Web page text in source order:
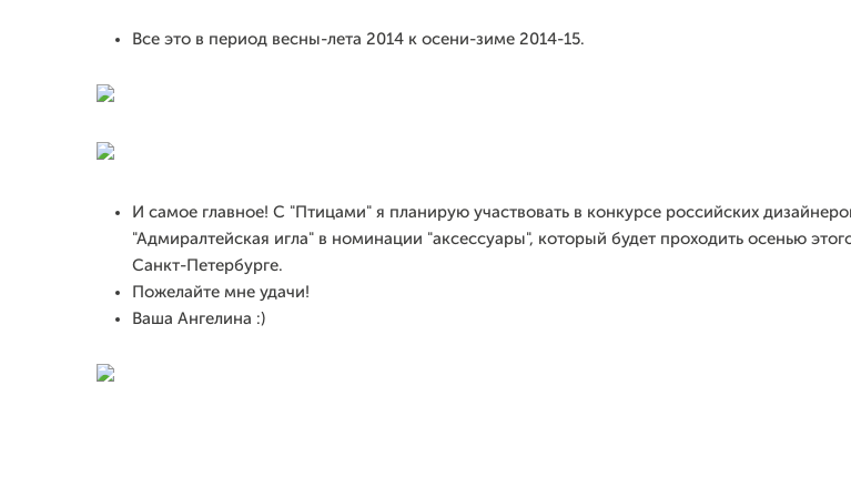
Все это в период весны-лета 2014 к осени-зиме 2014-15.
И самое главное! С "Птицами" я планирую участвовать в конкурсе российских
"Адмиралтейская игла" в номинации "аксессуары", который будет проходить осенью
Санкт-Петербурге.
Пожелайте мне удачи!
Ваша Ангелина :)